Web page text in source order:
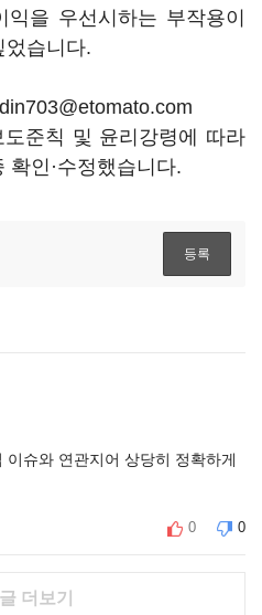
을 우선시하는 부작용이
었습니다.
준칙 및 윤리강령에 따라
확인·수정했습니다.
슈와 연관지어 상당히 정확하게
0 0
더보기